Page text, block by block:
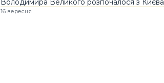
Володимира Великого розпочалося з Києва
16 вересня